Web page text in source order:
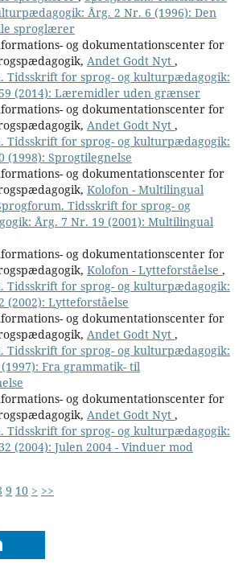
Årg. 2 Nr. 6 (1996): Den
sproglærer
og dokumentationscenter for
Andet Godt Nyt ,
Tidsskrift for sprog- og kulturpædagogik:
(2014): Læremidler uden grænser
og dokumentationscenter for
Andet Godt Nyt ,
Tidsskrift for sprog- og kulturpædagogik:
(1998): Sprogtilegnelse
og dokumentationscenter for
Kolofon - Multilingual
Tidsskrift for sprog- og
Årg. 7 Nr. 19 (2001): Multilingual
og dokumentationscenter for
Kolofon - Lytteforståelse ,
Tidsskrift for sprog- og kulturpædagogik:
(2002): Lytteforståelse
og dokumentationscenter for
Andet Godt Nyt ,
Tidsskrift for sprog- og kulturpædagogik:
Fra grammatik- til
og dokumentationscenter for
Andet Godt Nyt ,
Tidsskrift for sprog- og kulturpædagogik:
(2004): Julen 2004 - Vinduer mod
9 10 > >>